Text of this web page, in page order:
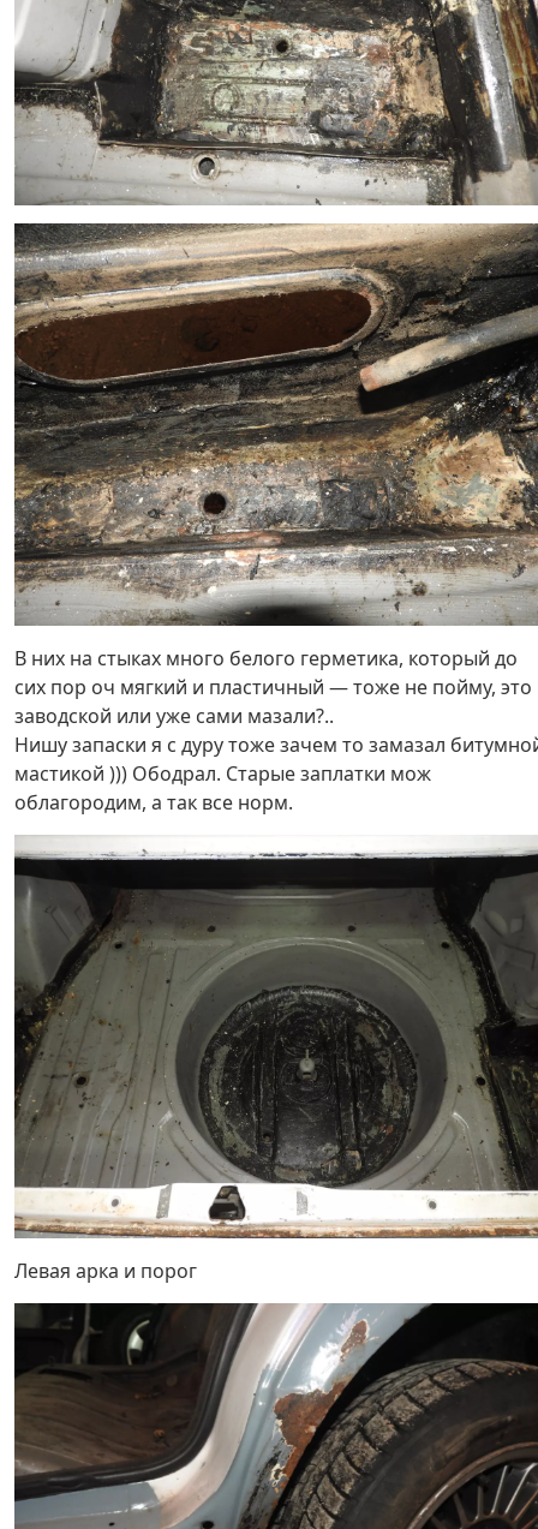
В них на стыках много белого герметика, который до
сих пор оч мягкий и пластичный — тоже не пойму, это
заводской или уже сами мазали?..
Нишу запаски я с дуру тоже зачем то замазал
мастикой ))) Ободрал. Старые заплатки мож
облагородим, а так все норм.
Левая арка и порог